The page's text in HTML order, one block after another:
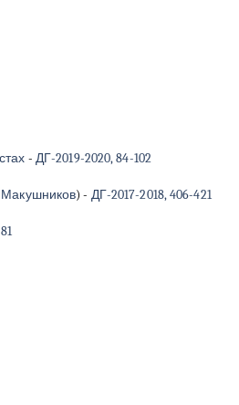
- ДГ-2019-2020, 84-102
)- ДГ-2017-2018, 406-421